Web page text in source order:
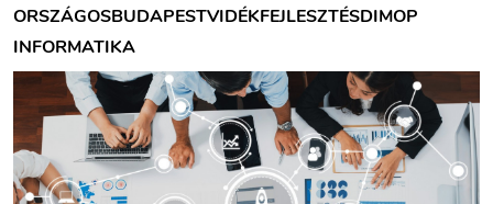
ORSZÁGOSBUDAPESTVIDÉKFEJLESZTÉSDIMOP
INFORMATIKA